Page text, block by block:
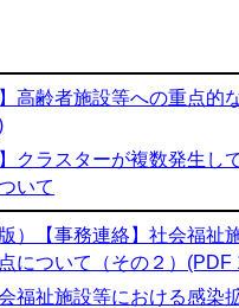
】高齢者施設等への重点的
】クラスターが複数発生し
いて
版）【事務連絡】社会福祉
について（その２）(PDF
会福祉施設等における感染